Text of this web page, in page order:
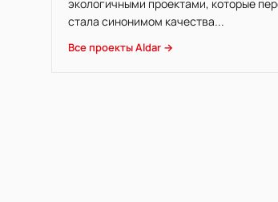
экологичными проектами, которые
стала синонимом качества...
Все проекты Aldar →